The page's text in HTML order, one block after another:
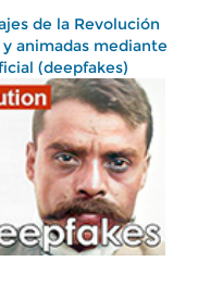
de la Revolución
animadas mediante
(deepfakes)